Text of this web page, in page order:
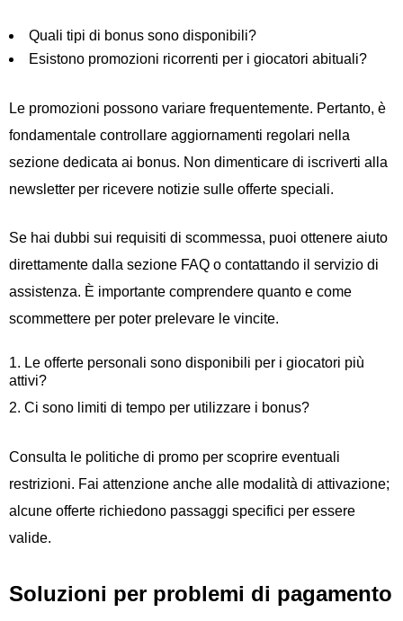
Quali tipi di bonus sono disponibili?
Esistono promozioni ricorrenti per i giocatori abituali?
Le promozioni possono variare frequentemente. Pertanto, è
fondamentale controllare aggiornamenti regolari nella
sezione dedicata ai bonus. Non dimenticare di iscriverti alla
newsletter per ricevere notizie sulle offerte speciali.
Se hai dubbi sui requisiti di scommessa, puoi ottenere aiuto
direttamente dalla sezione FAQ o contattando il servizio di
assistenza. È importante comprendere quanto e come
scommettere per poter prelevare le vincite.
Le offerte personali sono disponibili per i giocatori più
attivi?
Ci sono limiti di tempo per utilizzare i bonus?
Consulta le politiche di promo per scoprire eventuali
restrizioni. Fai attenzione anche alle modalità di attivazione;
alcune offerte richiedono passaggi specifici per essere
valide.
Soluzioni per problemi di pagamento